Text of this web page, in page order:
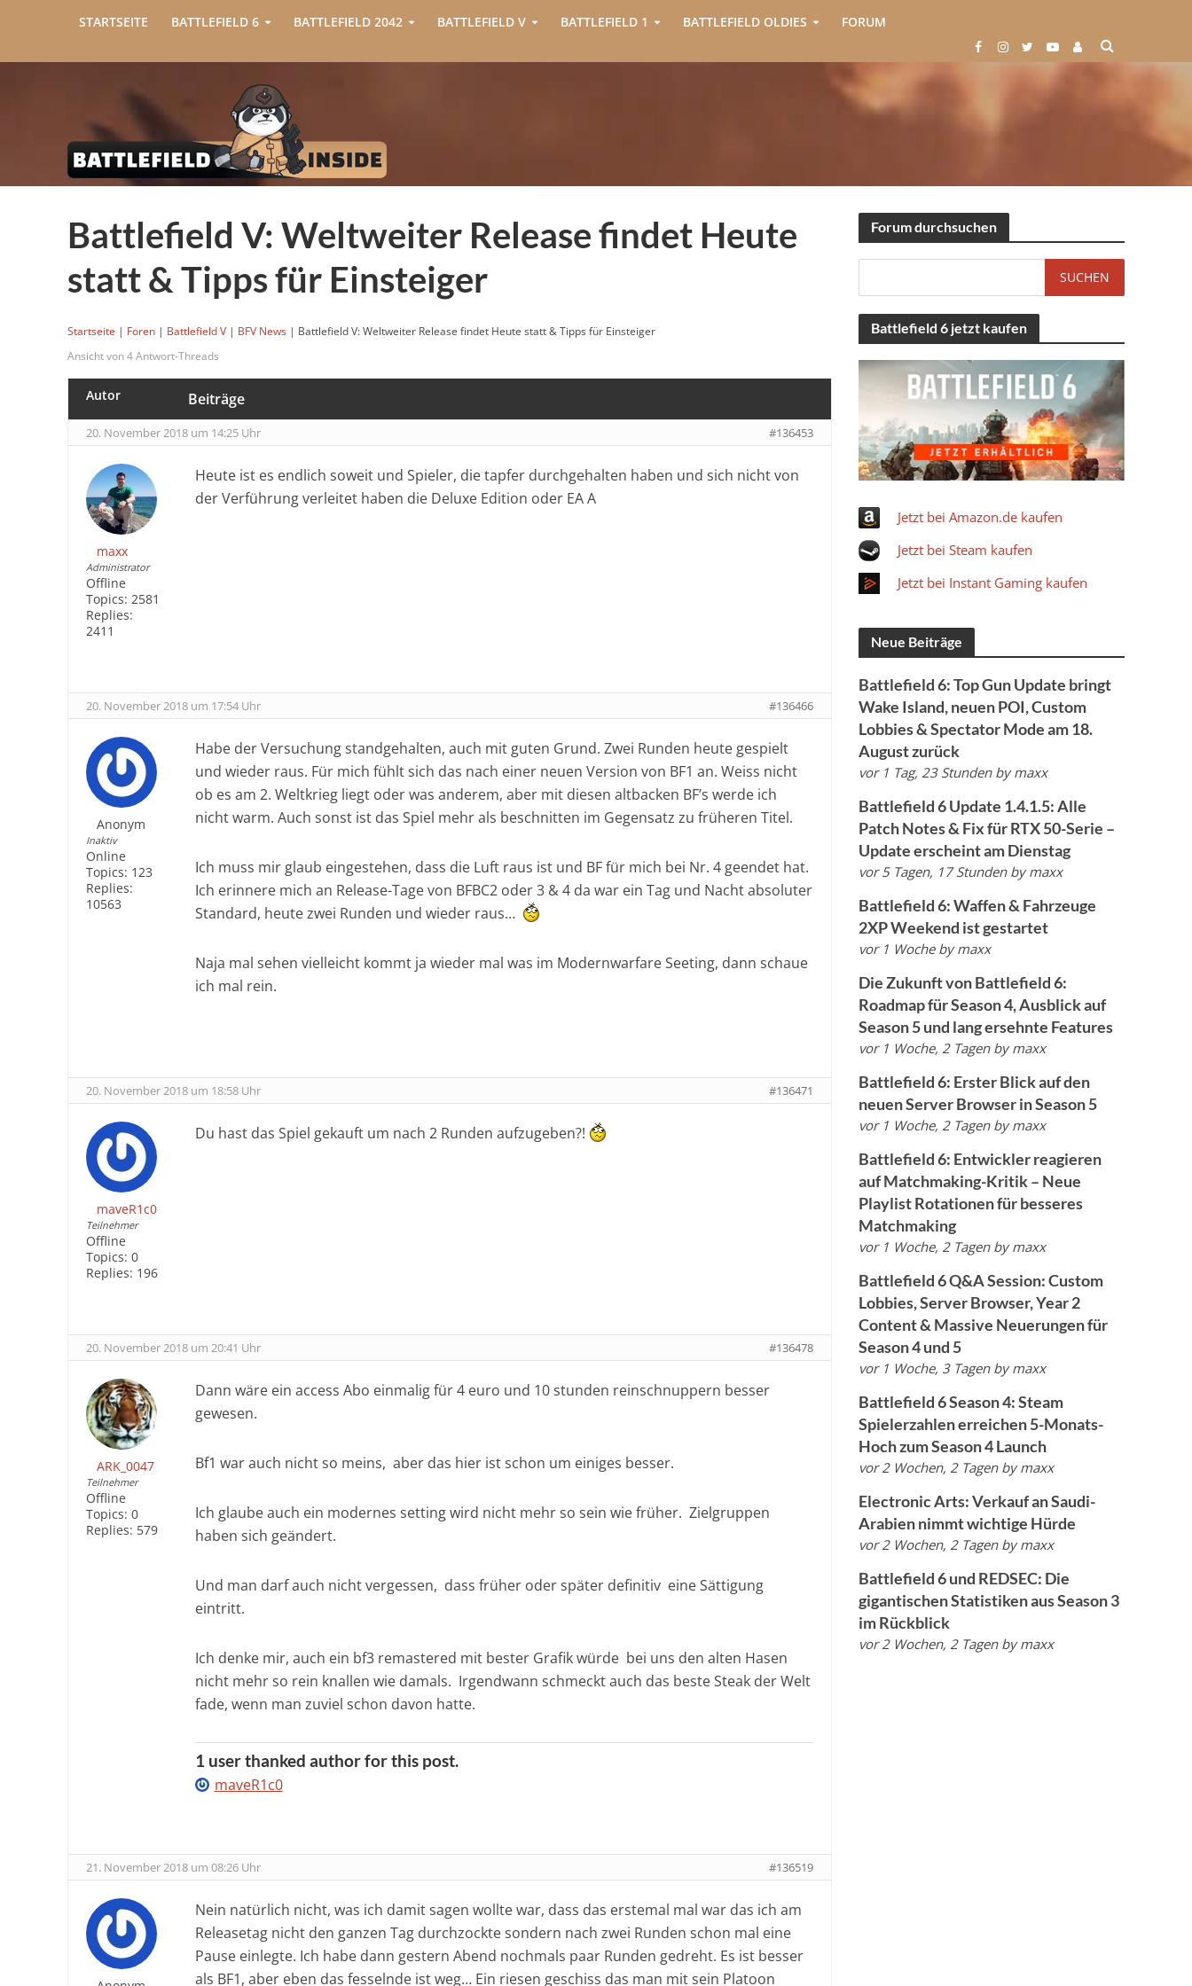
STARTSEITE BATTLEFIELD 6 BATTLEFIELD 2042 BATTLEFIELD V BATTLEFIELD 1 BATTLEFIELD OLDIES FORUM
Battlefield V: Weltweiter Release findet Heute
statt & Tipps für Einsteiger
Startseite | Foren | Battlefield V | BFV News | Battlefield V: Weltweiter Release findet Heute statt & Tipps für Einsteiger
Ansicht von 4 Antwort-Threads
Autor Beiträge
20. November 2018 um 14:25 Uhr #136453
maxx
Administrator
Offline
Topics: 2581
Replies:
2411
Heute ist es endlich soweit und Spieler, die tapfer durchgehalten haben und sich nicht von
der Verführung verleitet haben die Deluxe Edition oder EA A
20. November 2018 um 17:54 Uhr #136466
Anonym
Inaktiv
Online
Topics: 123
Replies:
10563
Habe der Versuchung standgehalten, auch mit guten Grund. Zwei Runden heute gespielt
und wieder raus. Für mich fühlt sich das nach einer neuen Version von BF1 an. Weiss nicht
ob es am 2. Weltkrieg liegt oder was anderem, aber mit diesen altbacken BF’s werde ich
nicht warm. Auch sonst ist das Spiel mehr als beschnitten im Gegensatz zu früheren Titel.
Ich muss mir glaub eingestehen, dass die Luft raus ist und BF für mich bei Nr. 4 geendet hat.
Ich erinnere mich an Release-Tage von BFBC2 oder 3 & 4 da war ein Tag und Nacht absoluter
Standard, heute zwei Runden und wieder raus…
Naja mal sehen vielleicht kommt ja wieder mal was im Modernwarfare Seeting, dann schaue
ich mal rein.
20. November 2018 um 18:58 Uhr #136471
maveR1c0
Teilnehmer
Offline
Topics: 0
Replies: 196
Du hast das Spiel gekauft um nach 2 Runden aufzugeben?!
20. November 2018 um 20:41 Uhr #136478
ARK_0047
Teilnehmer
Offline
Topics: 0
Replies: 579
Dann wäre ein access Abo einmalig für 4 euro und 10 stunden reinschnuppern besser
gewesen.
Bf1 war auch nicht so meins, aber das hier ist schon um einiges besser.
Ich glaube auch ein modernes setting wird nicht mehr so sein wie früher. Zielgruppen
haben sich geändert.
Und man darf auch nicht vergessen, dass früher oder später definitiv eine Sättigung
eintritt.
Ich denke mir, auch ein bf3 remastered mit bester Grafik würde bei uns den alten Hasen
nicht mehr so rein knallen wie damals. Irgendwann schmeckt auch das beste Steak der Welt
fade, wenn man zuviel schon davon hatte.
1 user thanked author for this post.
maveR1c0
21. November 2018 um 08:26 Uhr #136519
Nein natürlich nicht, was ich damit sagen wollte war, dass das erstemal mal war das ich am
Releasetag nicht den ganzen Tag durchzockte sondern nach zwei Runden schon mal eine
Pause einlegte. Ich habe dann gestern Abend nochmals paar Runden gedreht. Es ist besser
als BF1, aber eben das fesselnde ist weg… Ein riesen geschiss das man mit sein Platoon
Forum durchsuchen
Battlefield 6 jetzt kaufen
Jetzt bei Amazon.de kaufen
Jetzt bei Steam kaufen
Jetzt bei Instant Gaming kaufen
Neue Beiträge
Battlefield 6: Top Gun Update bringt
Wake Island, neuen POI, Custom
Lobbies & Spectator Mode am 18.
August zurück
vor 1 Tag, 23 Stunden bymaxx
Battlefield 6 Update 1.4.1.5: Alle
Patch Notes & Fix für RTX 50-Serie –
Update erscheint am Dienstag
vor 5 Tagen, 17 Stunden bymaxx
Battlefield 6: Waffen & Fahrzeuge
2XP Weekend ist gestartet
vor 1 Woche bymaxx
Die Zukunft von Battlefield 6:
Roadmap für Season 4, Ausblick auf
Season 5 und lang ersehnte Features
vor 1 Woche, 2 Tagen bymaxx
Battlefield 6: Erster Blick auf den
neuen Server Browser in Season 5
vor 1 Woche, 2 Tagen bymaxx
Battlefield 6: Entwickler reagieren
auf Matchmaking-Kritik – Neue
Playlist Rotationen für besseres
Matchmaking
vor 1 Woche, 2 Tagen bymaxx
Battlefield 6 Q&A Session: Custom
Lobbies, Server Browser, Year 2
Content & Massive Neuerungen für
Season 4 und 5
vor 1 Woche, 3 Tagen bymaxx
Battlefield 6 Season 4: Steam
Spielerzahlen erreichen 5-Monats-
Hoch zum Season 4 Launch
vor 2 Wochen, 2 Tagen bymaxx
Electronic Arts: Verkauf an Saudi-
Arabien nimmt wichtige Hürde
vor 2 Wochen, 2 Tagen bymaxx
Battlefield 6 und REDSEC: Die
gigantischen Statistiken aus Season 3
im Rückblick
vor 2 Wochen, 2 Tagen bymaxx